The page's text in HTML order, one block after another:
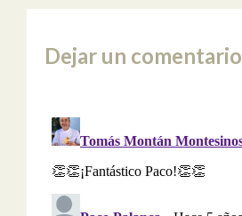
Dejar un comentario